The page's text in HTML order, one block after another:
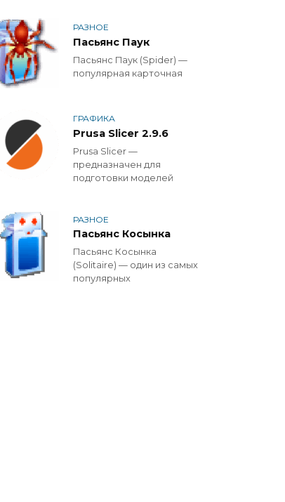
РАЗНОЕ
Пасьянс Паук
Пасьянс Паук (Spider) —
популярная карточная
ГРАФИКА
Prusa Slicer 2.9.6
Prusa Slicer —
предназначен для
подготовки моделей
РАЗНОЕ
Пасьянс Косынка
Пасьянс Косынка
(Solitaire) — один из самых
популярных